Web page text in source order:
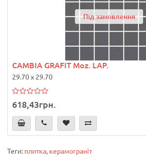
Під замовлення
CAMBIA GRAFIT Moz. LAP.
29.70 x 29.70
618,43грн.
Теги: плитка, керамограніт